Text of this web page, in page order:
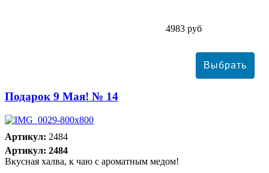
4983 руб
Подарок 9 Мая! № 14
Артикул: 2484
Артикул: 2484
Вкусная халва, к чаю с ароматным медом!